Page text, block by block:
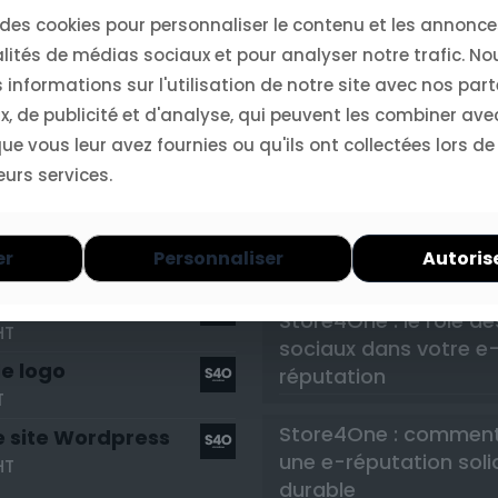
technique
technique 2h/3h
technique 1h
logo
site Wordpress
Derniers
Store4One : l’e-
enjeu clé pour les
modernes
marque en ligne
les crises
Store4One : le rôle
sociaux dans votre e-
réputation
Store4One :
une e-réputation
durable
cookies pour personnaliser le contenu et les
de médias sociaux et pour analyser notre trafic.
informations sur l'utilisation de notre site avec nos
de publicité et d'analyse, qui peuvent les combiner
vous leur avez fournies ou qu'ils ont collectées lors
services.
Personnaliser